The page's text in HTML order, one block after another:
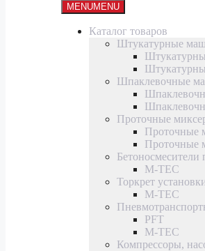
MENUMENU
Каталог товаров
Штукатурные
Шпаклевочные
Проточные
Проточные
Проточные
Бетоносмесители
M-TEC
Торкрет
M-TEC
PFT
M-TEC
Компрессоры,